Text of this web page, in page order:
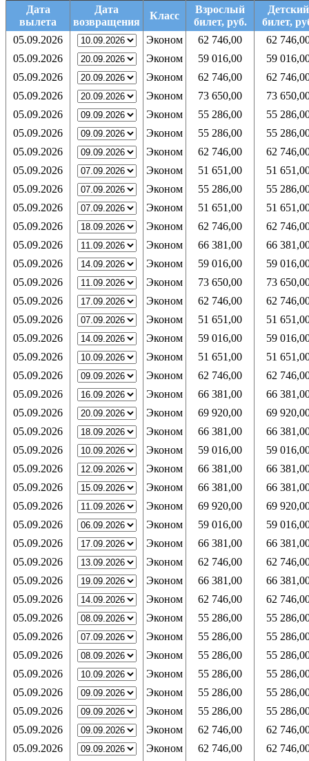
Дата
вылета
Дата
возвращения
Класс
Взрослый
билет, руб.
Детский
билет,
05.09.2026
Эконом 62 746,00
62
05.09.2026
Эконом 59 016,00
59
05.09.2026
Эконом 62 746,00
62
05.09.2026
Эконом 73 650,00
73
05.09.2026
Эконом 55 286,00
55
05.09.2026
Эконом 55 286,00
55
05.09.2026
Эконом 62 746,00
62
05.09.2026
Эконом 51 651,00
51
05.09.2026
Эконом 55 286,00
55
05.09.2026
Эконом 51 651,00
51
05.09.2026
Эконом 62 746,00
62
05.09.2026
Эконом 66 381,00
66
05.09.2026
Эконом 59 016,00
59
05.09.2026
Эконом 73 650,00
73
05.09.2026
Эконом 62 746,00
62
05.09.2026
Эконом 51 651,00
51
05.09.2026
Эконом 59 016,00
59
05.09.2026
Эконом 51 651,00
51
05.09.2026
Эконом 62 746,00
62
05.09.2026
Эконом 66 381,00
66
05.09.2026
Эконом 69 920,00
69
05.09.2026
Эконом 66 381,00
66
05.09.2026
Эконом 59 016,00
59
05.09.2026
Эконом 66 381,00
66
05.09.2026
Эконом 66 381,00
66
05.09.2026
Эконом 69 920,00
69
05.09.2026
Эконом 59 016,00
59
05.09.2026
Эконом 66 381,00
66
05.09.2026
Эконом 62 746,00
62
05.09.2026
Эконом 66 381,00
66
05.09.2026
Эконом 62 746,00
62
05.09.2026
Эконом 55 286,00
55
05.09.2026
Эконом 55 286,00
55
05.09.2026
Эконом 55 286,00
55
05.09.2026
Эконом 55 286,00
55
05.09.2026
Эконом 55 286,00
55
05.09.2026
Эконом 55 286,00
55
05.09.2026
Эконом 62 746,00
62
05.09.2026
Эконом 62 746,00
62